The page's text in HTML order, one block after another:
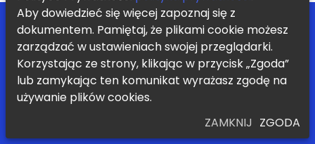
POMOC
BLOG
KONTAKT
ZOSTAŃ PARTNEREM
REGULAMIN
POLITYKA PRYWATNOŚCI
Chcę otrzymywać informację o nowych zajęciach i promocjach
Współpraca z uczelniami
Aby dowiedzieć się więcej zapoznaj się z
dokumentem. Pamiętaj, że plikami cookie możesz
zarządzać w ustawieniach swojej przeglądarki.
Korzystając ze strony, klikając w przycisk „Zgoda”
lub zamykając ten komunikat wyrażasz zgodę na
używanie plików cookies.
ZAMKNIJ ZGODA